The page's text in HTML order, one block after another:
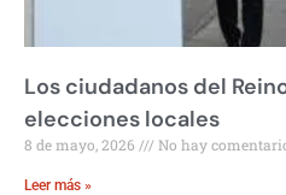
Los ciudadanos del
elecciones locales
8 de mayo, 2026 No hay
Leer más »